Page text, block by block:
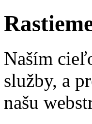
Naším
služby, a
našu